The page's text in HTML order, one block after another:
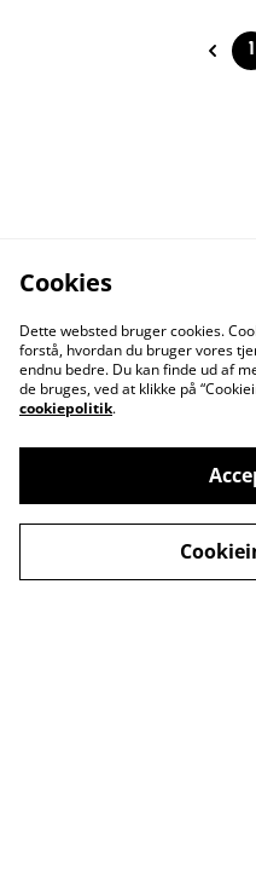
1
Kontakt os
Betingelser
Cookies
Dette websted bruger cookies.
forstå, hvordan du bruger vores
endnu bedre. Du kan finde ud af
de bruges, ved at klikke på
cookiepolitik.